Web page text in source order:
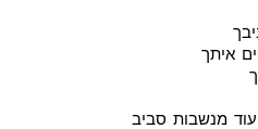
איתך
מנשבות סביב